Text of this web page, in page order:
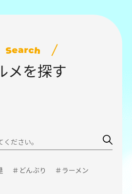
メを探す
＃どんぶり
＃ラーメン